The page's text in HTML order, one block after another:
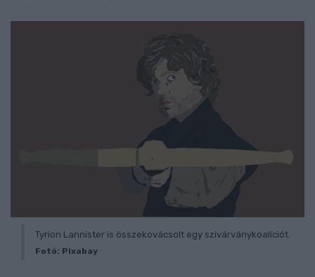
Tyrion Lannister is összekovácsolt egy szivárványkoalíciót.
Fotó: Pixabay